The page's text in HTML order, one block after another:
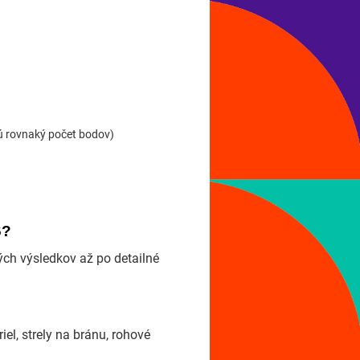
rovnaký počet bodov)
výsledkov až po detailné
strely na bránu, rohové